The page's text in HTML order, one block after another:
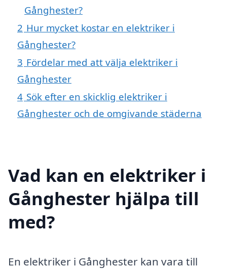
Gånghester?
2 Hur mycket kostar en elektriker i
Gånghester?
3 Fördelar med att välja elektriker i
Gånghester
4 Sök efter en skicklig elektriker i
Gånghester och de omgivande städerna
Vad kan en elektriker i
Gånghester hjälpa till
med?
En elektriker i Gånghester kan vara till